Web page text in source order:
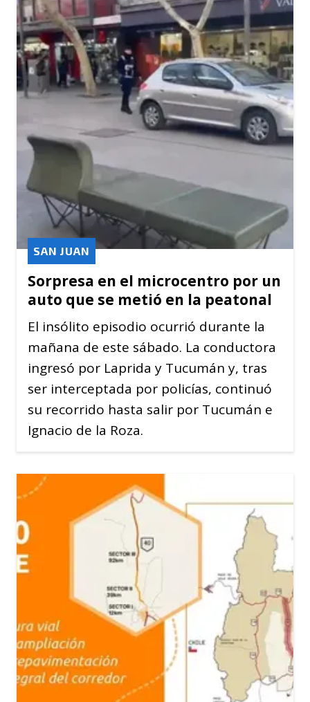
Sorpresa en el microcentro por un
auto que se metió en la peatonal
SAN JUAN
El insólito episodio ocurrió durante la
mañana de este sábado. La conductora
ingresó por Laprida y Tucumán y, tras
ser interceptada por policías, continuó
su recorrido hasta salir por Tucumán e
Ignacio de la Roza.